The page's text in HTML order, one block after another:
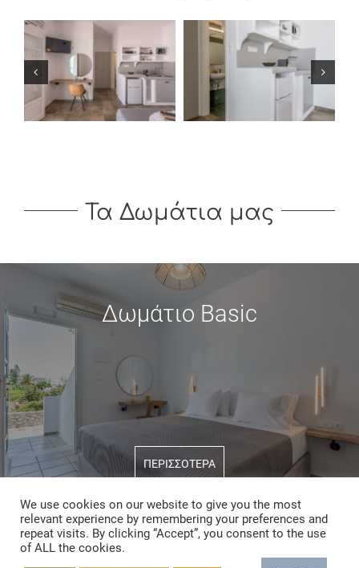
Τα Δωμάτια μας
Δωμάτιο Basic
ΠΕΡΙΣΣΟΤΕΡΑ
We use cookies on our website to give you the most
relevant experience by remembering your preferences and
repeat visits. By clicking “Accept”, you consent to the use
of ALL the cookies.